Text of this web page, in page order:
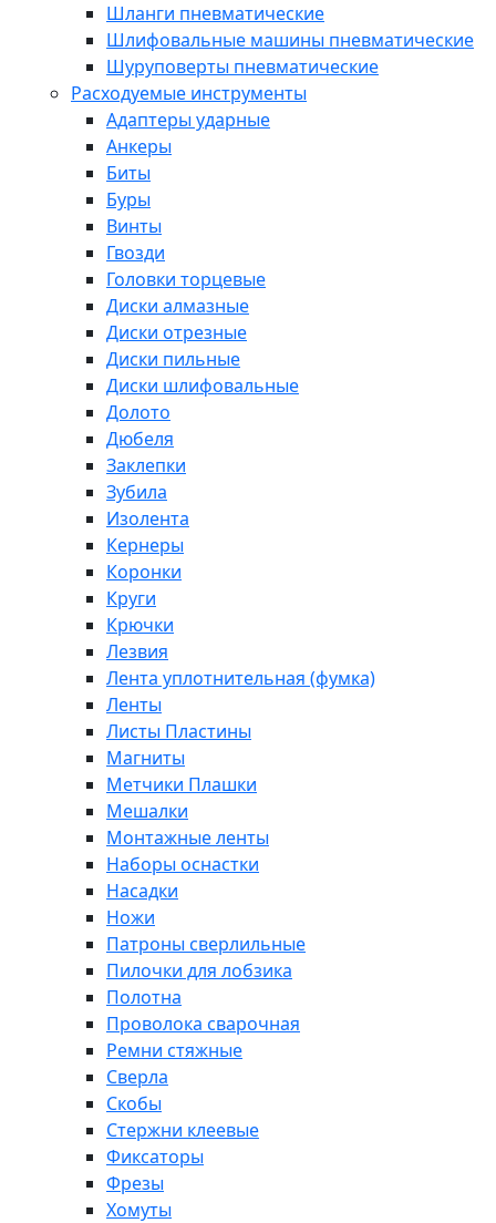
Шланги пневматические
Шлифовальные машины пневматические
Шуруповерты пневматические
Расходуемые инструменты
Адаптеры ударные
Анкеры
Биты
Буры
Винты
Гвозди
Головки торцевые
Диски алмазные
Диски отрезные
Диски пильные
Диски шлифовальные
Долото
Дюбеля
Заклепки
Зубила
Изолента
Кернеры
Коронки
Круги
Крючки
Лезвия
Лента уплотнительная (фумка)
Ленты
Листы Пластины
Магниты
Метчики Плашки
Мешалки
Монтажные ленты
Наборы оснастки
Насадки
Ножи
Патроны сверлильные
Пилочки для лобзика
Полотна
Проволока сварочная
Ремни стяжные
Сверла
Скобы
Стержни клеевые
Фиксаторы
Фрезы
Хомуты